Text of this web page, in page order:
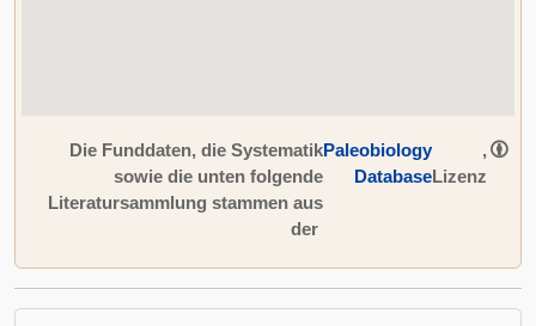
Die Funddaten, die Systematik
sowie die unten folgende
Literatursammlung stammen aus
der
Paleobiology
Database
,
Lizenz